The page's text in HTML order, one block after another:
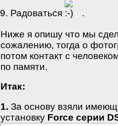
Радоваться
.
Ниже я опишу что мы
сожалению, тогда о
потом контакт с
по памяти.
Итак:
1. За основу взяли
установку Force серии